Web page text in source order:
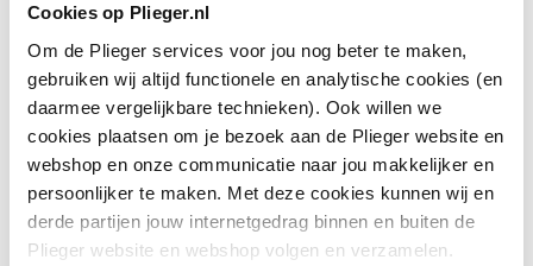
Cookies op Plieger.nl
Om de Plieger services voor jou nog beter te maken,
gebruiken wij altijd functionele en analytische cookies (en
daarmee vergelijkbare technieken). Ook willen we
cookies plaatsen om je bezoek aan de Plieger website en
webshop en onze communicatie naar jou makkelijker en
persoonlijker te maken. Met deze cookies kunnen wij en
derde partijen jouw internetgedrag binnen en buiten de
Plieger website en webshop volgen en verzamelen.
Materiaal Glas
Vandaalbestendig Nee
Uitvoeringsvorm Wandspiegel